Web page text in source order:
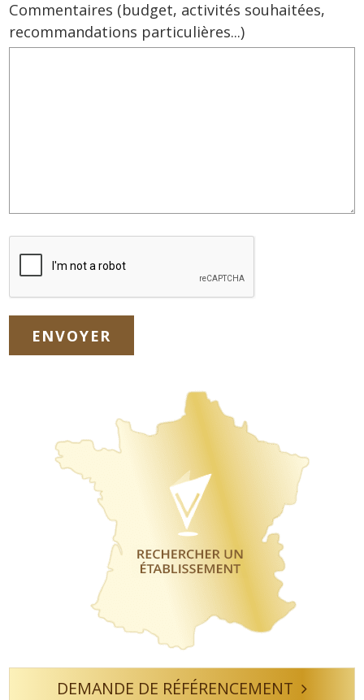
Commentaires (budget, activités souhaitées,
recommandations particulières...)
DEMANDE DE RÉFÉRENCEMENT